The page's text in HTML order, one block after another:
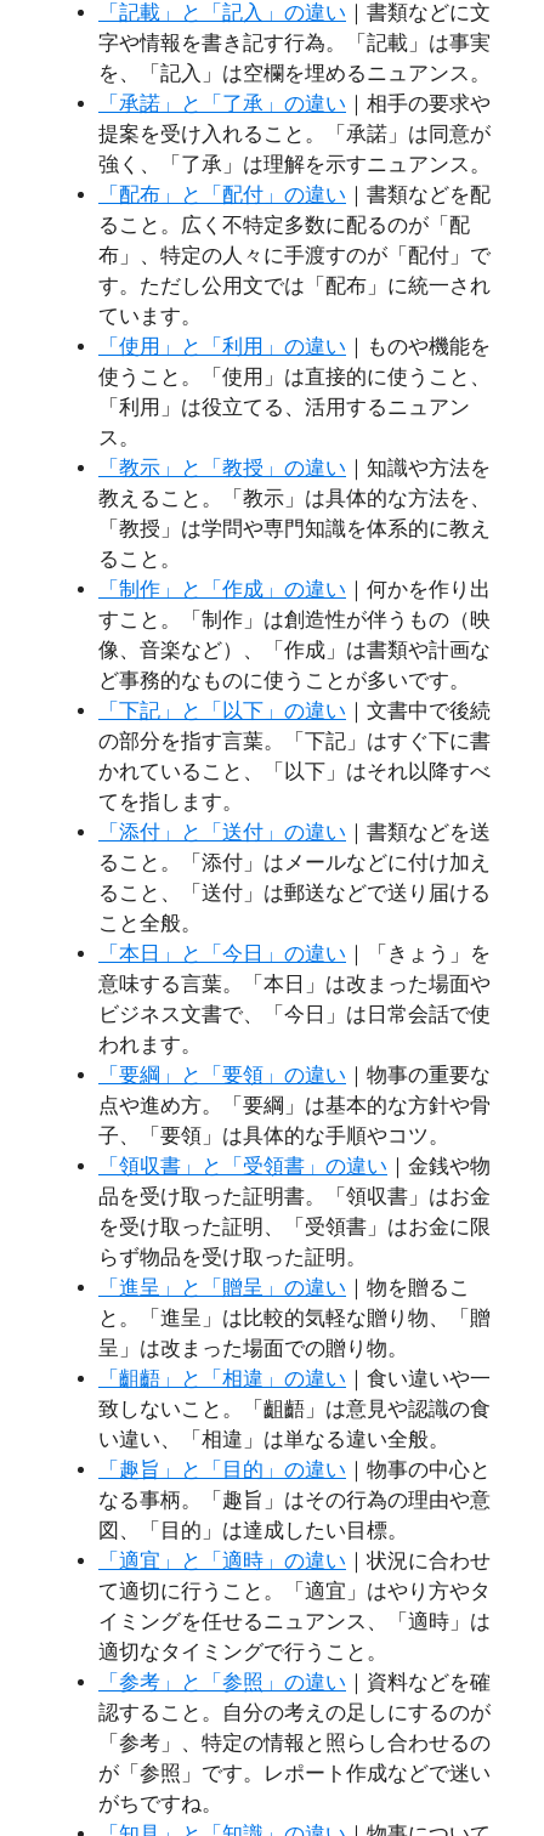
「記載」と「記入」の違い ｜書類などに文
字や情報を書き記す行為。「記載」は事実
を、「記入」は空欄を埋めるニュアンス。
「承諾」と「了承」の違い ｜相手の要求や
提案を受け入れること。「承諾」は同意が
強く、「了承」は理解を示すニュアンス。
「配布」と「配付」の違い ｜書類などを配
ること。広く不特定多数に配るのが「配
布」、特定の人々に手渡すのが「配付」で
す。ただし公用文では「配布」に統一され
ています。
「使用」と「利用」の違い ｜ものや機能を
使うこと。「使用」は直接的に使うこと、
「利用」は役立てる、活用するニュアン
ス。
「教示」と「教授」の違い ｜知識や方法を
教えること。「教示」は具体的な方法を、
「教授」は学問や専門知識を体系的に教え
ること。
「制作」と「作成」の違い ｜何かを作り出
すこと。「制作」は創造性が伴うもの（映
像、音楽など）、「作成」は書類や計画な
ど事務的なものに使うことが多いです。
「下記」と「以下」の違い ｜文書中で後続
の部分を指す言葉。「下記」はすぐ下に書
かれていること、「以下」はそれ以降すべ
てを指します。
「添付」と「送付」の違い ｜書類などを送
ること。「添付」はメールなどに付け加え
ること、「送付」は郵送などで送り届ける
こと全般。
「本日」と「今日」の違い ｜「きょう」を
意味する言葉。「本日」は改まった場面や
ビジネス文書で、「今日」は日常会話で使
われます。
「要綱」と「要領」の違い ｜物事の重要な
点や進め方。「要綱」は基本的な方針や骨
子、「要領」は具体的な手順やコツ。
「領収書」と「受領書」の違い ｜金銭や物
品を受け取った証明書。「領収書」はお金
を受け取った証明、「受領書」はお金に限
らず物品を受け取った証明。
「進呈」と「贈呈」の違い ｜物を贈るこ
と。「進呈」は比較的気軽な贈り物、「贈
呈」は改まった場面での贈り物。
「齟齬」と「相違」の違い ｜食い違いや一
致しないこと。「齟齬」は意見や認識の食
い違い、「相違」は単なる違い全般。
「趣旨」と「目的」の違い ｜物事の中心と
なる事柄。「趣旨」はその行為の理由や意
図、「目的」は達成したい目標。
「適宜」と「適時」の違い ｜状況に合わせ
て適切に行うこと。「適宜」はやり方やタ
イミングを任せるニュアンス、「適時」は
適切なタイミングで行うこと。
「参考」と「参照」の違い ｜資料などを確
認すること。自分の考えの足しにするのが
「参考」、特定の情報と照らし合わせるの
が「参照」です。レポート作成などで迷い
がちですね。